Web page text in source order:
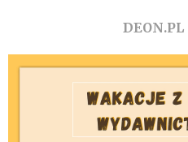
DEON.PL